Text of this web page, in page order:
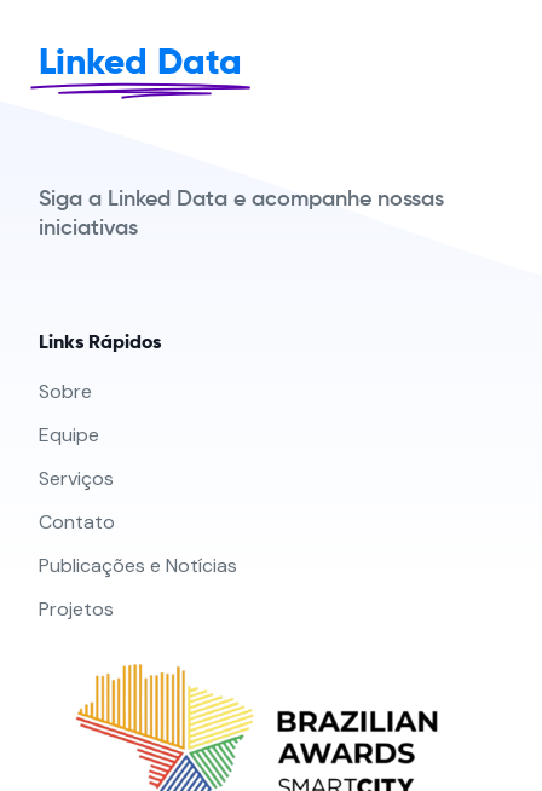
Linked Data
Siga a Linked Data e acompanhe nossas
iniciativas
Links Rápidos
Sobre
Equipe
Serviços
Contato
Publicações e Notícias
Projetos